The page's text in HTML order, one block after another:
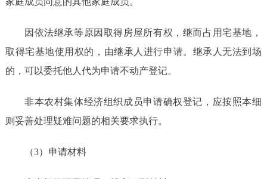
因依法继承等原因取得房屋所有权，继而占用宅基地，
取得宅基地使用权的，由继承人进行申请。继承人无法到场
的，可以委托他人代为申请不动产登记。
非本农村集体经济组织成员申请确权登记，应按照本细
则妥善处理疑难问题的相关要求执行。
（3）申请材料